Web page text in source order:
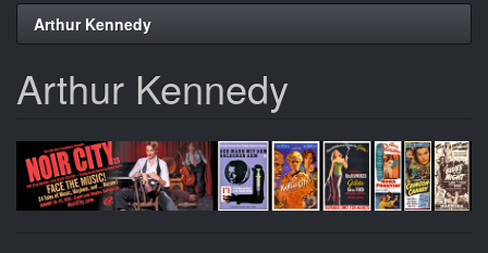
DirektArthur Kennedy
Arthur Kennedy